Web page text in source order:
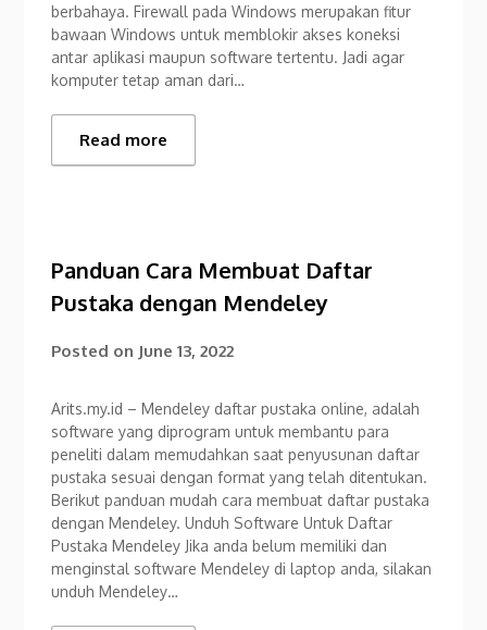
berbahaya. Firewall pada Windows merupakan fitur
bawaan Windows untuk memblokir akses koneksi
antar aplikasi maupun software tertentu. Jadi agar
komputer tetap aman dari…
Read more
Panduan Cara Membuat Daftar
Pustaka dengan Mendeley
Posted on June 13, 2022
Arits.my.id – Mendeley daftar pustaka online, adalah
software yang diprogram untuk membantu para
peneliti dalam memudahkan saat penyusunan daftar
pustaka sesuai dengan format yang telah ditentukan.
Berikut panduan mudah cara membuat daftar pustaka
dengan Mendeley. Unduh Software Untuk Daftar
Pustaka Mendeley Jika anda belum memiliki dan
menginstal software Mendeley di laptop anda, silakan
unduh Mendeley…